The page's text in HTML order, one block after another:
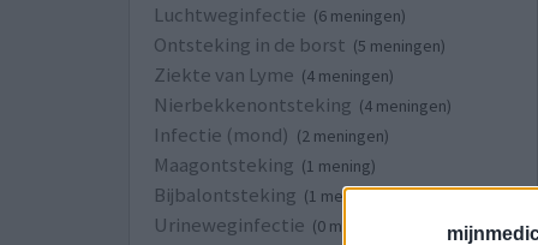
Luchtweginfectie (6 meningen)
Ontsteking in de borst (5 meningen)
Ziekte van Lyme (4 meningen)
Nierbekkenontsteking (4 meningen)
Infectie (mond) (2 meningen)
Maagontsteking (1 mening)
Bijbalontsteking (1 mening)
Urineweginfectie (0 meningen)